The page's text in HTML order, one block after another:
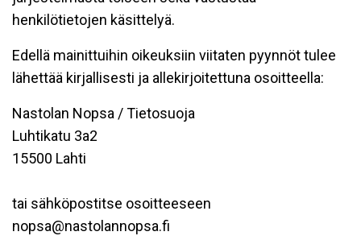
henkilötietojen käsittelyä.
Edellä mainittuihin oikeuksiin viitaten pyynnöt tulee
lähettää kirjallisesti ja allekirjoitettuna osoitteella:
Nastolan Nopsa / Tietosuoja
Luhtikatu 3a2
15500 Lahti
tai sähköpostitse osoitteeseen
nopsa@nastolannopsa.fi